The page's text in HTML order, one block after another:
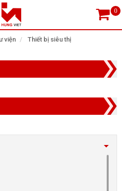
viện
Thiết bị siêu thị
×